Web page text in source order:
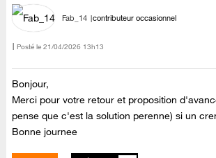
Fab_14 contributeur occasionnel
Posté le ‎21/04/2026 13h13
Bonjour,
Merci pour votre retour et proposition
pense que c'est la solution perenne) si un
Bonne journee